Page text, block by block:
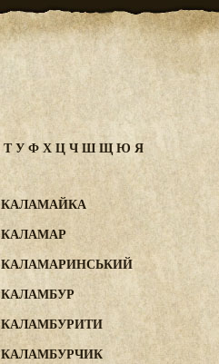
ТУФХЦЧШЩЮ Я
КАЛАМАЙКА
КАЛАМАР
КАЛАМАРИНСЬКИЙ
КАЛАМБУР
КАЛАМБУРИТИ
КАЛАМБУРЧИК